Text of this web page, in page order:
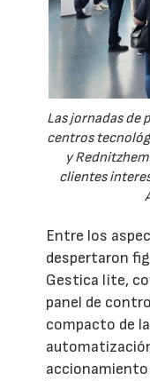
Las jornadas de
centros
y
clientes
Entre los
despertaron
Gestica lite,
panel de
compacto de